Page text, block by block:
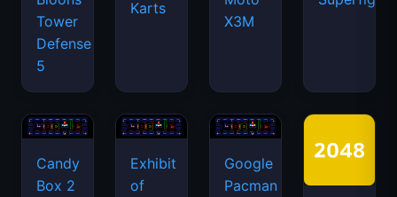
Tower
Defense
5
Karts
X3M
Candy
Box 2
Exhibit
of
Google
Pacman